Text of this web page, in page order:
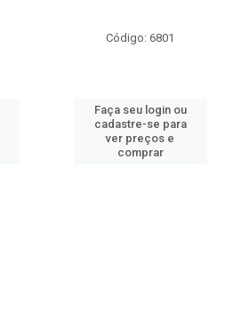
Código: 6801
Faça seu login ou
cadastre-se para
ver preços e
comprar